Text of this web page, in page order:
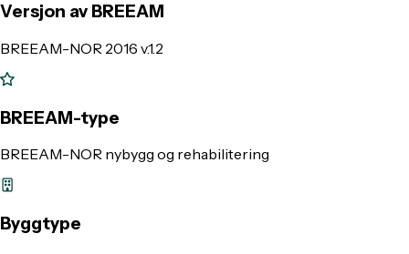
Versjon av BREEAM
BREEAM-NOR 2016 v.1.2
BREEAM-type
BREEAM-NOR nybygg og rehabilitering
Byggtype